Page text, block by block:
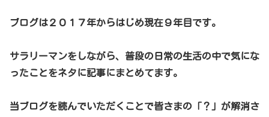
ブログは２０１７年からはじめ現在９年目です。
サラリーマンをしながら、普段の日常の生活の中で気にな
ったことをネタに記事にまとめてます。
当ブログを読んでいただくことで皆さまの「？」が解消さ